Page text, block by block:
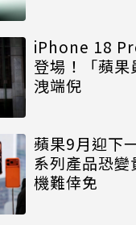
iPhone 18
登場！「蘋果
洩端倪
蘋果9月迎下
系列產品恐
機難倖免